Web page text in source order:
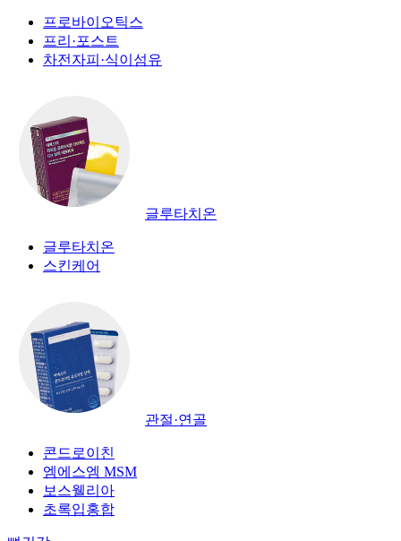
프로바이오틱스
프리·포스트
차전자피·식이섬유
글루타치온
글루타치온
스킨케어
관절·연골
콘드로이친
엠에스엠 MSM
보스웰리아
초록입홍합